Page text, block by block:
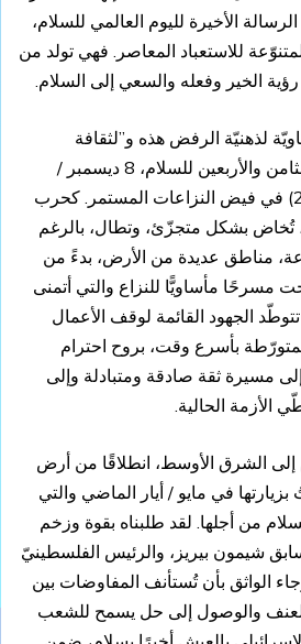
الأخيرة لليوم العالمي للسلام،
للاستعباد المعاصر. فهي تولد من
الخير وفعله والسعي إلى السلام.
لذهنيّة الرفض هذه و”لثقافة
الاستعباد” (رسالة اليوم الثامن والأربعين للسلام، 8 ديسمبر /
كانون الأول 2014، عدد 2) في فيض النزاعات المستمر. كحرب
تُخاض بشكل متجزّئ، وتطال، بالرغم
مناطق عديدة من الأرض، بدءً من
مسرحًا مأساويًّا للنزاع والتي أتمنى
الجهود القائمة لوقف الأعمال
بأسرع وقت، بروح احترام
مسيرة ثقة صادقة ومتبادلة وإلى
الأزمة الحالية.
الشرق الأوسط، انطلاقًا من أرض
في مايو / أيار الماضي والتي
من أجلها. لقد طلبناه بقوة وزخم
شيمون بيريز، والرئيس الفلسطينيّ
الواثق بأن تُستأنف المفاوضات بين
والوصول إلى حل يسمح للشعب